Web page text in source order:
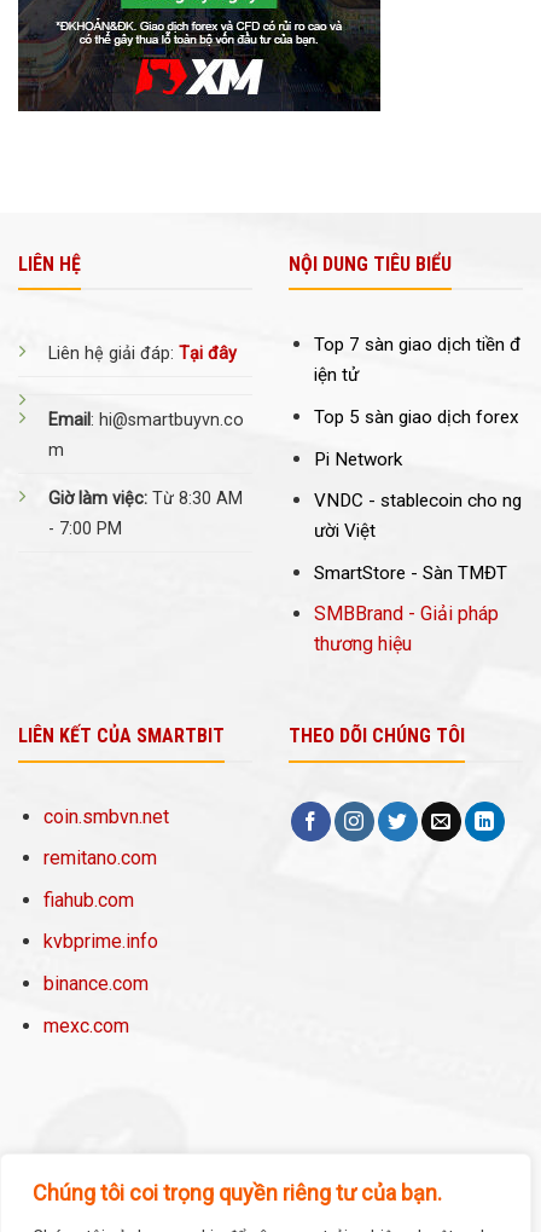
Chúng tôi coi trọng quyền riêng tư của bạn.
LIÊN HỆ
Liên hệ giải đáp: Tại đây
Email: hi@smartbuyvn.co
m
Giờ làm việc: Từ 8:30 AM
- 7:00 PM
NỘI DUNG TIÊU BIỂU
Top 7 sàn giao dịch tiền đ
iện tử
Top 5 sàn giao dịch forex
Pi Network
VNDC - stablecoin cho ng
ười Việt
SmartStore - Sàn TMĐT
SMBBrand - Giải pháp
thương hiệu
LIÊN KẾT CỦA SMARTBIT
coin.smbvn.net
remitano.com
fiahub.com
kvbprime.info
binance.com
mexc.com
THEO DÕI CHÚNG TÔI